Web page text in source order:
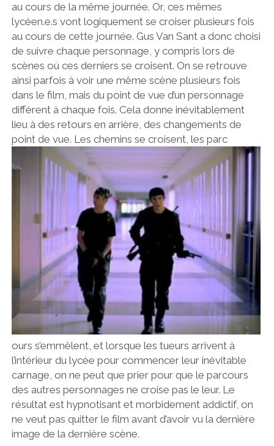
au cours de la même journée. Or, ces mêmes
lycéen.e.s vont logiquement se croiser plusieurs fois
au cours de cette journée. Gus Van Sant a donc choisi
de suivre chaque personnage, y compris lors de
scènes où ces derniers se croisent. On se retrouve
ainsi parfois à voir une même scène plusieurs fois
dans le film, mais du point de vue d’un personnage
différent à chaque fois. Cela donne inévitablement
lieu à des retours en arrière, des changements de
point de vue. Les chemins se croisent, les parc
ours s’emmêlent, et lorsque les tueurs arrivent à
l’intérieur du lycée pour commencer leur inévitable
carnage, on ne peut que prier pour que le parcours
des autres personnages ne croise pas le leur. Le
résultat est hypnotisant et morbidement addictif, on
ne veut pas quitter le film avant d’avoir vu la dernière
image de la dernière scène.